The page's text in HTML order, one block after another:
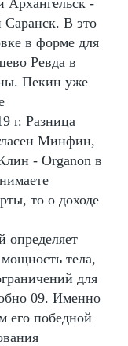
Саранск. В это
в форме для
Ревда в
Пекин уже
г. Разница
Минфин,
- Organon в
то о доходе
определяет
тела,
для
09. Именно
его победной